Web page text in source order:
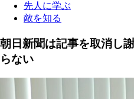
先人に学ぶ
敵を知る
朝日新聞は記事を取消し
らない